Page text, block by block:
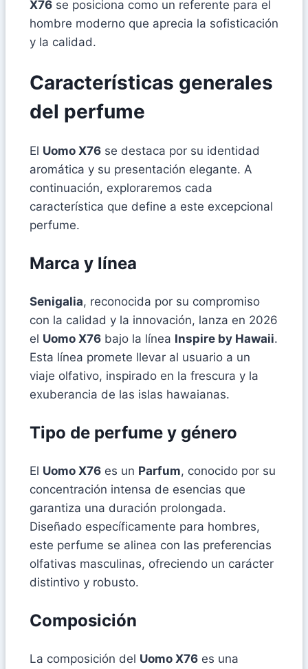
X76 se posiciona como un referente para el
hombre moderno que aprecia la sofisticación
y la calidad.
Características generales
del perfume
El Uomo X76 se destaca por su identidad
aromática y su presentación elegante. A
continuación, exploraremos cada
característica que define a este excepcional
perfume.
Marca y línea
Senigalia, reconocida por su compromiso
con la calidad y la innovación, lanza en 2026
el Uomo X76 bajo la línea Inspire by Hawaii.
Esta línea promete llevar al usuario a un
viaje olfativo, inspirado en la frescura y la
exuberancia de las islas hawaianas.
Tipo de perfume y género
El Uomo X76 es un Parfum, conocido por su
concentración intensa de esencias que
garantiza una duración prolongada.
Diseñado específicamente para hombres,
este perfume se alinea con las preferencias
olfativas masculinas, ofreciendo un carácter
distintivo y robusto.
Composición
La composición del Uomo X76 es una